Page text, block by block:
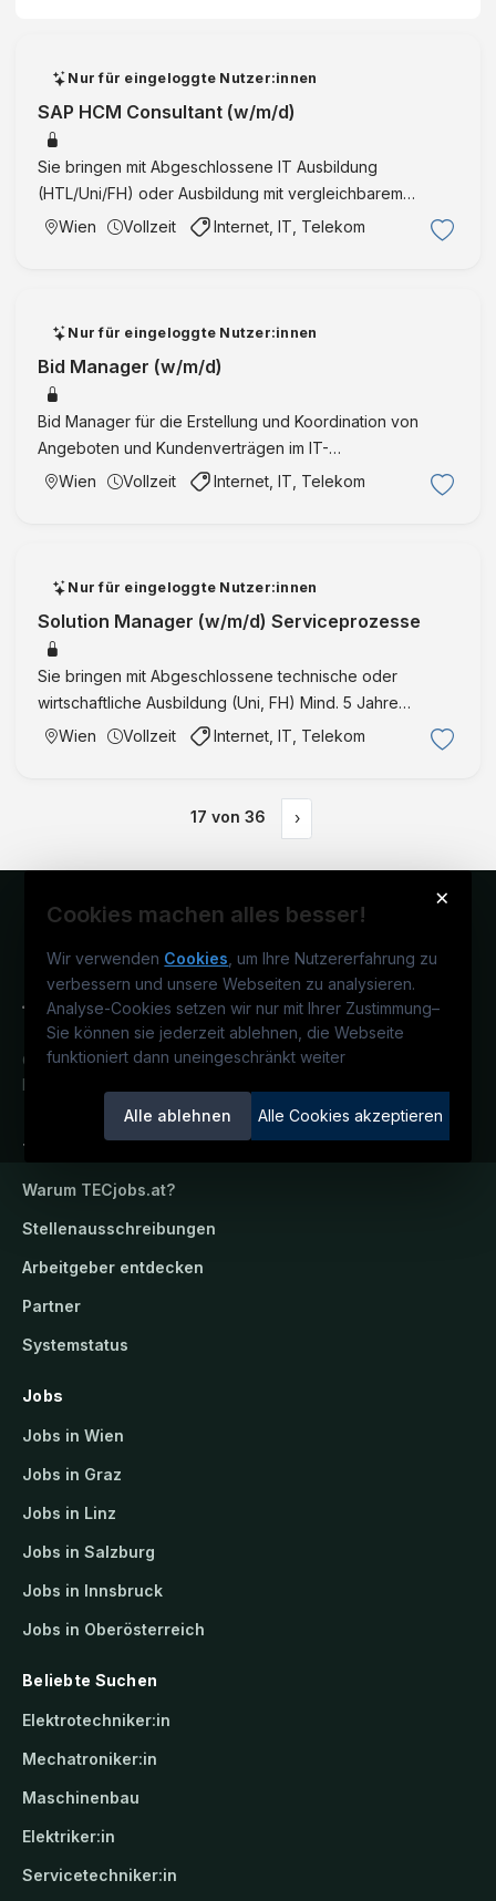
Nur für eingeloggte Nutzer:innen
SAP HCM Consultant (w/m/d)
Sie bringen mit Abgeschlossene IT Ausbildung
(HTL/Uni/FH) oder Ausbildung mit vergleichbarem
Hintergrund Min. 4 Jahre Berufserfahrung in der SAP HR
Wien Vollzeit Internet, IT, Telekom
Nur für eingeloggte Nutzer:innen
Bid Manager (w/m/d)
Bid Manager für die Erstellung und Koordination von
Angeboten und Kundenverträgen im IT-
Dienstleistungsumfeld des Bundesrechenzentrums in
Wien Vollzeit Internet, IT, Telekom
Nur für eingeloggte Nutzer:innen
Solution Manager (w/m/d) Serviceprozesse
Sie bringen mit Abgeschlossene technische oder
wirtschaftliche Ausbildung (Uni, FH) Mind. 5 Jahre
Erfahrung in den Bereichen Produkt- bzw.
Wien Vollzeit Internet, IT, Telekom
17 von 36 ›
×
Cookies machen alles besser!
Wir verwenden Cookies , um Ihre Nutzererfahrung zu
verbessern und unsere Webseiten zu analysieren.
Analyse-Cookies setzen wir nur mit Ihrer Zustimmung–
Sie können sie jederzeit ablehnen, die Webseite
funktioniert dann uneingeschränkt weiter
Alle ablehnen Alle Cookies akzeptieren
Österreichs technisches Karriereportal.
Ein Service der candidatis GmbH.
TECjobs.at
Warum TECjobs.at?
Stellenausschreibungen
Arbeitgeber entdecken
Partner
Systemstatus
Jobs
Jobs in Wien
Jobs in Graz
Jobs in Linz
Jobs in Salzburg
Jobs in Innsbruck
Jobs in Oberösterreich
Beliebte Suchen
Elektrotechniker:in
Mechatroniker:in
Maschinenbau
Elektriker:in
Servicetechniker:in